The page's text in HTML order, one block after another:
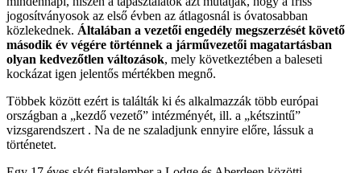
jogosítványosok az első évben az átlagosnál is óvatosabban
közlekednek. Általában a vezetői engedély megszerzését követő
második év végére történnek a járművezetői magatartásban
olyan kedvezőtlen változások, mely következtében a baleseti
kockázat igen jelentős mértékben megnő.
Többek között ezért is találták ki és alkalmazzák több európai
országban a „kezdő vezető” intézményét, ill. a „kétszintű”
vizsgarendszert . Na de ne szaladjunk ennyire előre, lássuk a
történetet.